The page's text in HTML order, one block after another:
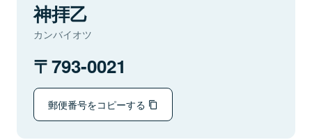
神拝乙
カンバイオツ
793-0021
郵便番号をコピーする